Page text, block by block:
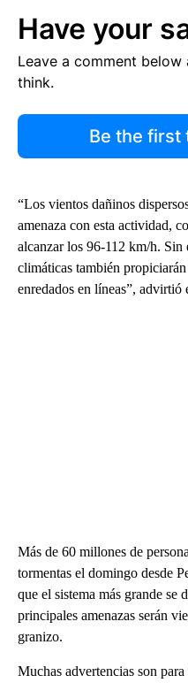
Have your
Leave a comment
think.
Be the first
“Los vientos dañinos
amenaza con esta actividad,
alcanzar los 96-112 km/h. Sin
climáticas también
enredados en líneas”, advirtió
Más de 60 millones de
tormentas el domingo desde
que el sistema más grande se
principales amenazas serán
granizo.
Muchas advertencias son